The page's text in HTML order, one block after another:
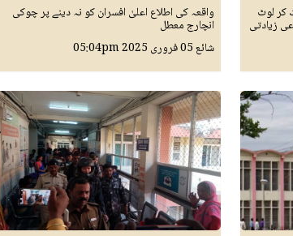
کر لوٹ
زیادتی
واقعہ کی اطلاع اعلیٰ افسران کو نہ دینے پر چوکی
انچارج معطل
شائع05 فروری 2025 05:04pm